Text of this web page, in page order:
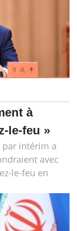
à
le-feu »
par intérim a
avec
le-feu en